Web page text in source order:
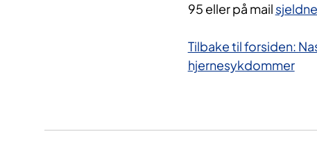
95 eller på mail
Tilbake til forsiden:
hjernesykdommer